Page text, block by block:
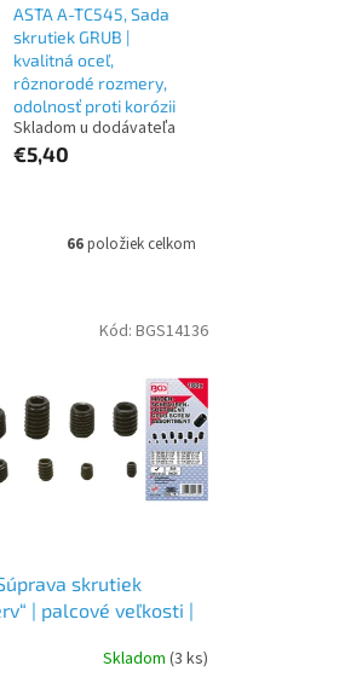
ASTA A-TC545, Sada
skrutiek GRUB |
kvalitná oceľ,
rôznorodé rozmery,
odolnosť proti korózii
Skladom u dodávateľa
€5,40
66položiek celkom
skrutiek
| palcové veľkosti |
Skladom (3 ks)
Kód: BGS14136